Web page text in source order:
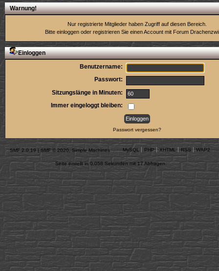
Warnung!
Nur registrierte Mitglieder haben Zugriff auf diesen Bereich.
Bitte einloggen oder registrieren Sie einen Account mit Forum
Einloggen
Benutzername:
Passwort:
Sitzungslänge in Minuten:
Immer eingeloggt bleiben:
Passwort vergessen?
SMF 2.0.19 | SMF © 2020 ,Simple Machines MySQL PHP XHTML RSS WAP2
Seite erstellt in 0.058 Sekunden mit 17 Abfragen.